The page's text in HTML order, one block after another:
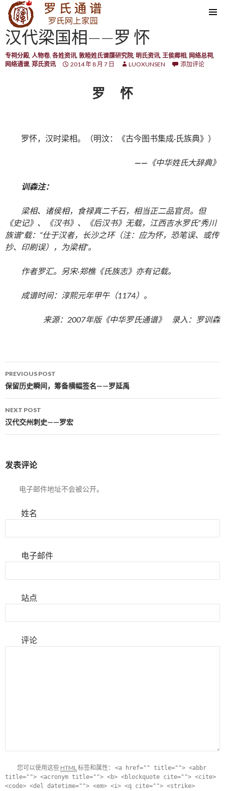
SKIP TO CONTENT
汉代梁国相——罗 怀
专祠分殿, 人物卷, 各姓资讯, 敦睦姓氏谱牒研究院, 明氏资讯, 王侯卿相, 网络总祠,
网络通谱, 郑氏资讯 2014 年 8 月 7 日 LUOXUNSEN 添加评论
罗 怀
罗怀，汉时梁相。（明汶：《古今图书集成·氏族典》）
—— 《中华姓氏大辞典》
训森注：
梁相、诸侯相，食禄真二千石，相当正二品官员。但
《史记》、《汉书》、《后汉书》无载，江西吉水罗氏“秀川
族谱”载：“仕于汉者，长沙之环（注：应为怀，恐笔误、或传
抄、印刷误），为梁相”。
作者罗汇。另宋·郑樵《氏族志》亦有记载。
成谱时间：淳熙元年甲午（1174）。
来源：2007年版《中华罗氏通谱》 录入：罗训森
Post navigation
PREVIOUS POST
保留历史瞬间，筹备横幅签名——罗延禹
NEXT POST
汉代交州刺史——罗宏
发表评论
电子邮件地址不会被公开。
姓名
电子邮件
站点
评论
您可以使用这些 HTML标签和属性： <a href="" title=""> <abbr
title=""> <acronym title=""> <b> <blockquote cite=""> <cite>
<code> <del datetime=""> <em> <i> <q cite=""> <strike>